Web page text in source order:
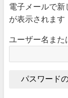
電子メールで新
が表示されます
ユーザー名また